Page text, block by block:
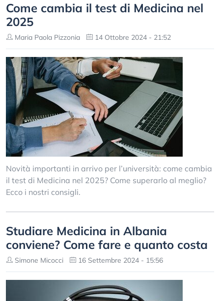
Come cambia il test di Medicina nel
2025
Maria Paola Pizzonia 14 Ottobre 2024 - 21:52
Novità importanti in arrivo per l’università: come cambia
il test di Medicina nel 2025? Come superarlo al meglio?
Ecco i nostri consigli.
Studiare Medicina in Albania
conviene? Come fare e quanto costa
Simone Micocci 16 Settembre 2024 - 15:56